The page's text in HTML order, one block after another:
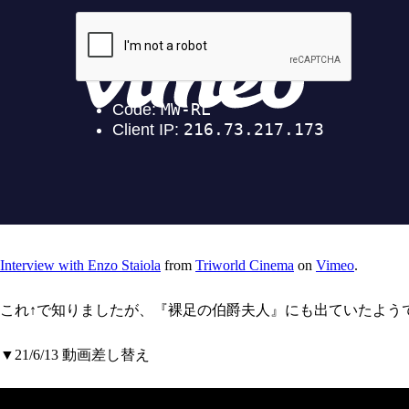
Interview with Enzo Staiola from Triworld Cinema on Vimeo.
これ↑で知りましたが、『裸足の伯爵夫人』にも出ていたよ
▼21/6/13 動画差し替え